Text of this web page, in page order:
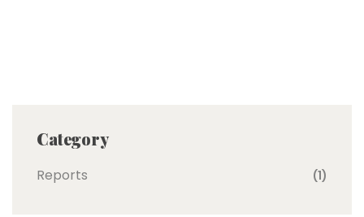
Category
Reports (1)